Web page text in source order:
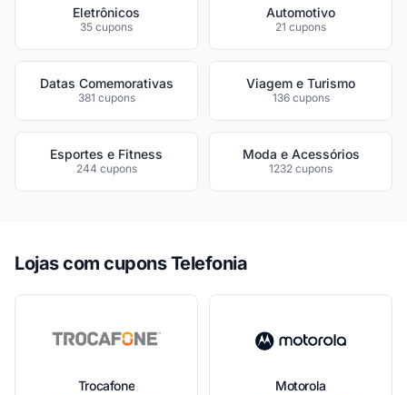
Eletrônicos
35 cupons
Automotivo
21 cupons
Datas Comemorativas
381 cupons
Viagem e Turismo
136 cupons
Esportes e Fitness
244 cupons
Moda e Acessórios
1232 cupons
Lojas com cupons Telefonia
Trocafone Motorola